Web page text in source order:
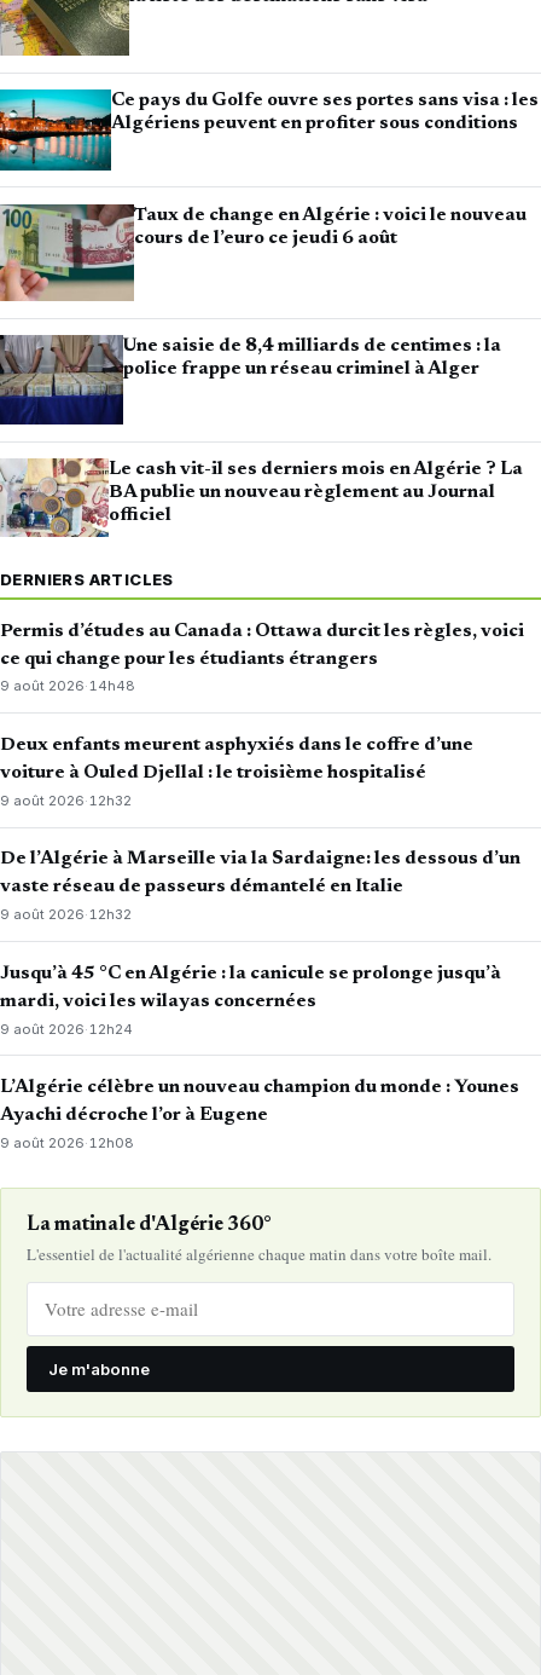
Ce pays du Golfe ouvre ses portes sans visa : les
Algériens peuvent en profiter sous conditions
Taux de change en Algérie : voici le nouveau
cours de l’euro ce jeudi 6 août
Une saisie de 8,4 milliards de centimes : la
police frappe un réseau criminel à Alger
Le cash vit-il ses derniers mois en Algérie ? La
BA publie un nouveau règlement au Journal
officiel
DERNIERS ARTICLES
Permis d’études au Canada : Ottawa durcit les règles, voici
ce qui change pour les étudiants étrangers
9 août 2026·14h48
Deux enfants meurent asphyxiés dans le coffre d’une
voiture à Ouled Djellal : le troisième hospitalisé
9 août 2026·12h32
De l’Algérie à Marseille via la Sardaigne: les dessous d’un
vaste réseau de passeurs démantelé en Italie
9 août 2026·12h32
Jusqu’à 45 °C en Algérie : la canicule se prolonge jusqu’à
mardi, voici les wilayas concernées
9 août 2026· 12h24
L’Algérie célèbre un nouveau champion du monde : Younes
Ayachi décroche l’or à Eugene
9 août 2026·12h08
La matinale d'Algérie 360°
L'essentiel de l'actualité algérienne chaque matin dans votre boîte mail.
Je m'abonne